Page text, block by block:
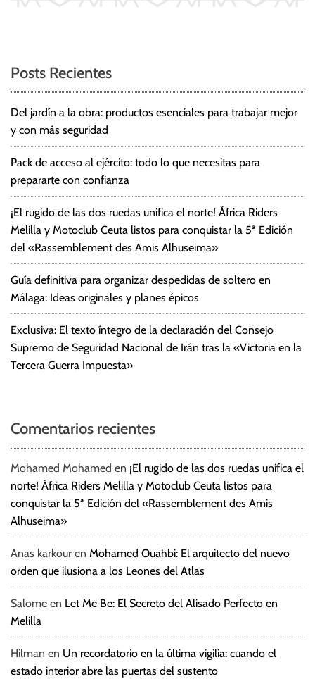
Posts Recientes
Del jardín a la obra: productos esenciales para trabajar mejor
y con más seguridad
Pack de acceso al ejército: todo lo que necesitas para
prepararte con confianza
¡El rugido de las dos ruedas unifica el norte! África Riders
Melilla y Motoclub Ceuta listos para conquistar la 5ª Edición
del «Rassemblement des Amis Alhuseima»
Guía definitiva para organizar despedidas de soltero en
Málaga: Ideas originales y planes épicos
Exclusiva: El texto íntegro de la declaración del Consejo
Supremo de Seguridad Nacional de Irán tras la «Victoria en la
Tercera Guerra Impuesta»
Comentarios recientes
Mohamed Mohamed en ¡El rugido de las dos ruedas unifica el
norte! África Riders Melilla y Motoclub Ceuta listos para
conquistar la 5ª Edición del «Rassemblement des Amis
Alhuseima»
Anas karkour en Mohamed Ouahbi: El arquitecto del nuevo
orden que ilusiona a los Leones del Atlas
Salome en Let Me Be: El Secreto del Alisado Perfecto en
Melilla
Hilman en Un recordatorio en la última vigilia: cuando el
estado interior abre las puertas del sustento